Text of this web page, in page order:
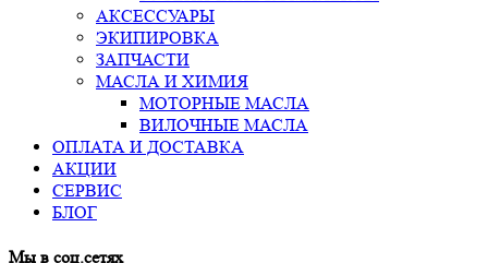
АКСЕССУАРЫ
ЭКИПИРОВКА
ЗАПЧАСТИ
МАСЛА И ХИМИЯ
МОТОРНЫЕ МАСЛА
ВИЛОЧНЫЕ МАСЛА
ОПЛАТА И ДОСТАВКА
АКЦИИ
СЕРВИС
БЛОГ
Мы в соц.сетях